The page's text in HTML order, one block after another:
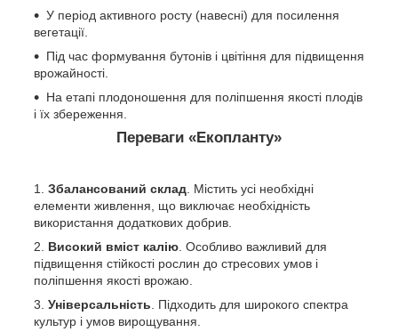
У період активного росту (навесні) для посилення
вегетації.
Під час формування бутонів і цвітіння для підвищення
врожайності.
На етапі плодоношення для поліпшення якості плодів
і їх збереження.
Переваги «Екопланту»
Збалансований склад . Містить усі необхідні
елементи живлення, що виключає необхідність
використання додаткових добрив.
Високий вміст калію . Особливо важливий для
підвищення стійкості рослин до стресових умов і
поліпшення якості врожаю.
Універсальність . Підходить для широкого спектра
культур і умов вирощування.